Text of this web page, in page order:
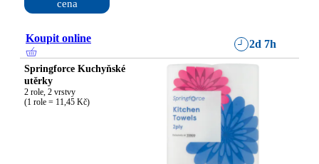
cena
Koupit online 2d 7h
Springforce Kuchyňské
utěrky
2 role, 2 vrstvy
(1 role = 11,45 Kč)